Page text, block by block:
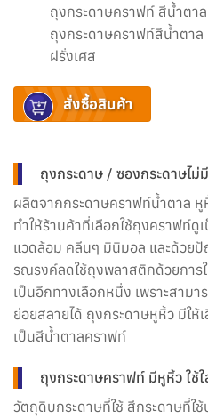
ถุงกระดาษคราฟท์ สีน้ำตา
ถุงกระดาษคราฟท์สีน้ำตา
ฝรั่งเศส
สั่งซื้อสินค้า
ถุงกระดาษ / ซองกระดาษไม่
ผลิตจากกระดาษคราฟท์น้ำตาล หู
ทำให้ร้านค้าที่เลือกใช้ถุงคราฟท์ดู
แวดล้อม คลีนๆ มินิมอล และด้วย
รณรงค์ลดใช้ถุงพลาสติกด้วยการ
เป็นอีกทางเลือกหนึ่ง เพราะสามา
ย่อยสลายได้ ถุงกระดาษหูหิ้ว มีให้
เป็นสีน้ำตาลคราฟท์
ถุงกระดาษคราฟท์ มีหูหิ้ว ใช้ใ
วัตถุดิบกระดาษที่ใช้ สีกระดาษที่ใ